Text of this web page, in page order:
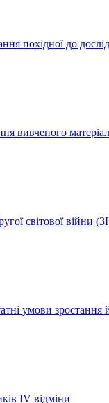
похідної до
вивченого
світової
умови
ІV відміни